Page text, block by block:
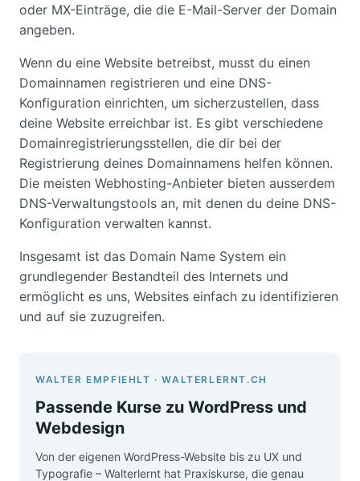
oder MX-Einträge, die die E-Mail-Server der Domain
angeben.
Wenn du eine Website betreibst, musst du einen
Domainnamen registrieren und eine DNS-
Konfiguration einrichten, um sicherzustellen, dass
deine Website erreichbar ist. Es gibt verschiedene
Domainregistrierungsstellen, die dir bei der
Registrierung deines Domainnamens helfen können.
Die meisten Webhosting-Anbieter bieten ausserdem
DNS-Verwaltungstools an, mit denen du deine DNS-
Konfiguration verwalten kannst.
Insgesamt ist das Domain Name System ein
grundlegender Bestandteil des Internets und
ermöglicht es uns, Websites einfach zu identifizieren
und auf sie zuzugreifen.
WALTER EMPFIEHLT · WALTERLERNT.CH
Passende Kurse zu WordPress und
Webdesign
Von der eigenen WordPress-Website bis zu UX und
Typografie – Walterlernt hat Praxiskurse, die genau